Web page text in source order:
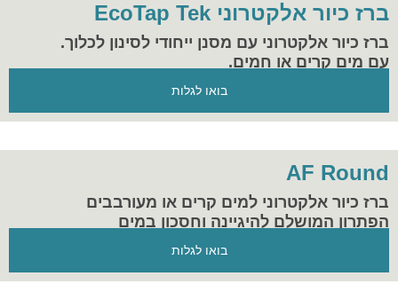
ברז כיור אלקטרוני EcoTap Tek
ברז כיור אלקטרוני עם מסנן ייחודי לסינון לכלוך.
עם מים קרים או חמים.
בואו לגלות
AF Round
ברז כיור אלקטרוני למים קרים או מעורבבים
הפתרון המושלם להיגיינה וחסכון במים
בואו לגלות